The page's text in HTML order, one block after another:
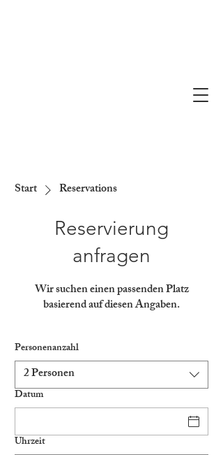
Start Reservations
Reservierung
anfragen
Wir suchen einen passenden Platz
basierend auf diesen Angaben.
Personenanzahl
2 Personen
Datum
Uhrzeit